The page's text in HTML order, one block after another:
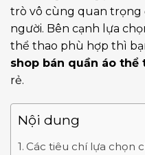
trò vô cùng quan trọng
người. Bên cạnh lựa
thể thao phù hợp thì
shop bán quần áo thể
rẻ.
Nội dung
Các tiêu chí lựa chọn